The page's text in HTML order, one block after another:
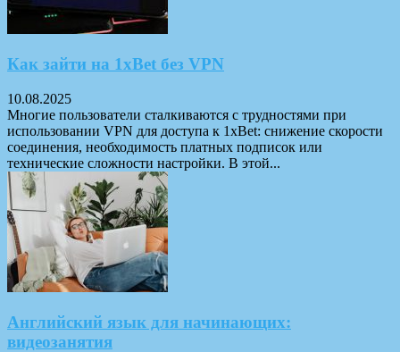
Как зайти на 1xBet без VPN
10.08.2025
Многие пользователи сталкиваются с трудностями при
использовании VPN для доступа к 1xBet: снижение скорости
соединения, необходимость платных подписок или
технические сложности настройки. В этой...
Английский язык для начинающих:
видеозанятия